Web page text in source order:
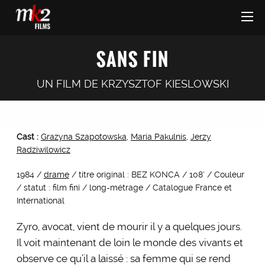
SANS FIN
UN FILM DE KRZYSZTOF KIESLOWSKI
Cast : Grazyna Szapotowska Maria Pakulnis, Jerzy
Radziwilowicz
1984 / drame/ titre original : BEZ KONCA / 108’ / Couleur
/ statut : film fini / long-métrage / Catalogue France et
International
Zyro, avocat, vient de mourir il y a quelques jours.
Il voit maintenant de loin le monde des vivants et
observe ce qu’il a laissé : sa femme qui se rend